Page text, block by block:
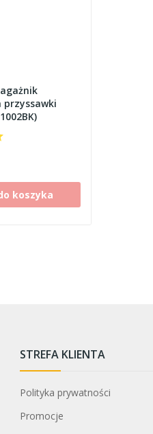
przyssawki
koszyka
STREFA KLIENTA
Polityka prywatności
Promocje